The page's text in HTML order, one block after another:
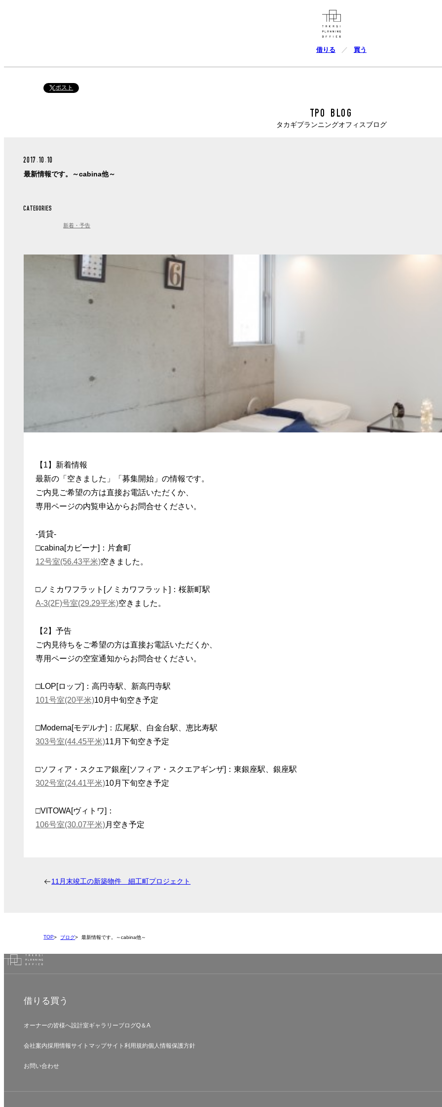
借りる 買う
ポスト
TPO BLOG
タカギプランニングオフィスブログ
2017.10.10
最新情報です。～cabina他～
CATEGORIES
新着・予告
【1】新着情報
最新の「空きました」「募集開始」の情報です。
ご内見ご希望の方は直接お電話いただくか、
専用ページの内覧申込からお問合せください。
-賃貸-
□cabina[カビーナ]：片倉町
12号室(56.43平米)空きました。
□ノミカワフラット[ノミカワフラット]：桜新町駅
A-3(2F)号室(29.29平米)空きました。
【2】予告
ご内見待ちをご希望の方は直接お電話いただくか、
専用ページの空室通知からお問合せください。
□LOP[ロップ]：高円寺駅、新高円寺駅
101号室(20平米)10月中旬空き予定
□Moderna[モデルナ]：広尾駅、白金台駅、恵比寿駅
303号室(44.45平米)11月下旬空き予定
□ソフィア・スクエア銀座[ソフィア・スクエアギンザ]：東銀座駅、銀座駅
302号室(24.41平米)10月下旬空き予定
□VITOWA[ヴィトワ]：
106号室(30.07平米)月空き予定
11月末竣工の新築物件 細工町プロジェクト
TOP ブログ 最新情報です。～cabina他～
借りる 買う
オーナーの皆様へ設計室ギャラリーブログQ＆A
会社案内採用情報サイトマップサイト利用規約個人情報保護方針
お問い合わせ